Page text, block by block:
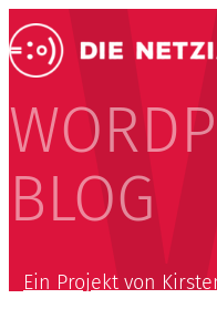
BLOG
Ein Projekt von